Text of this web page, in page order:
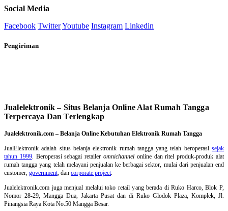
Social Media
Facebook TwitterYoutube Instagram Linkedin
Pengiriman
Jualelektronik – Situs Belanja Online Alat Rumah Tangga
Terpercaya Dan Terlengkap
Jualelektronik.com – Belanja Online Kebutuhan Elektronik Rumah Tangga
JualElektronik adalah situs belanja elektronik rumah tanggayang telah beroperasisejak
tahun 1999. Beroperasi sebagai retaileromnichannel online dan ritel produk-produk alat
rumah tangga yang telah melayani penjualan ke berbagai sektor, mulai dari penjualan end
customer, government, dan corporate project.
Jualelektronik.com juga menjual melalui toko retail yang berada di Ruko Harco, Blok P,
Nomor 28-29, Mangga Dua, Jakarta Pusat dan di Ruko Glodok Plaza, Komplek, Jl.
Pinangsia Raya Kota No.50 Mangga Besar.